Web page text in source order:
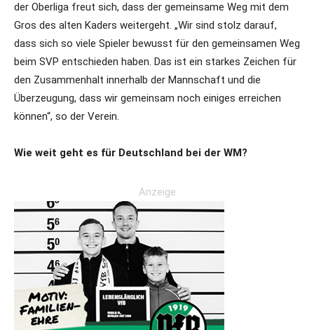
der Oberliga freut sich, dass der gemeinsame Weg mit dem
Gros des alten Kaders weitergeht. „Wir sind stolz darauf,
dass sich so viele Spieler bewusst für den gemeinsamen Weg
beim SVP entschieden haben. Das ist ein starkes Zeichen für
den Zusammenhalt innerhalb der Mannschaft und die
Überzeugung, dass wir gemeinsam noch einiges erreichen
können“, so der Verein.
Wie weit geht es für Deutschland bei der WM?
Anzeige